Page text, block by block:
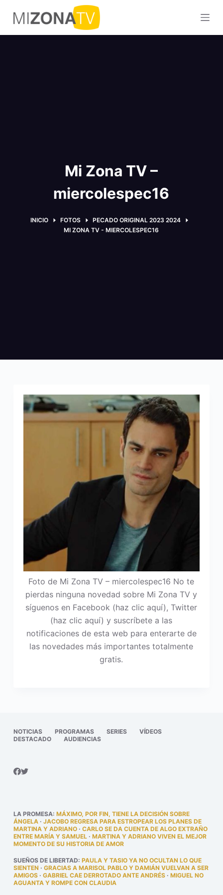
S
a
l
Mi Zona TV –
miercolespec16
INICIO FOTOS
PECADO ORIGINAL 2023 2024
MI ZONA TV - MIERCOLESPEC16
Foto de Mi Zona TV – miercolespec16 No te
pierdas ninguna novedad sobre Mi Zona TV y
síguenos en Facebook (haz clic aquí), Twitter
(haz clic aquí) y suscríbete a las
notificaciones de esta web para enterarte de
las novedades más importantes totalmente
gratis.
NOTICIAS PROGRAMAS SERIES
VÍDEOS
DESTACADO
AUDIENCIAS
LA PROMESA: MÁXIMO, POR FIN, TIENE LA DECISIÓN SOBRE
ÁNGELA· JACOBO REGRESA PARA ESTROPEAR LOS PLANES DE
MARTINA Y ADRIANO· CARLO SE DA CUENTA DE ALGO EXTRAÑO
ENTRE MARÍA Y SAMUEL· MARTINA Y ADRIANO VIVEN EL MEJOR
MOMENTO DE SU HISTORIA DE AMOR
SUEÑOS DE LIBERTAD: PAULA Y TASIO YA NO OCULTAN LO QUE
SIENTEN · GRACIAS A MARISOL PABLO Y DAMIÁN VUELVAN A SER
AMIGOS· GABRIEL CAE DERROTADO ANTE ANDRÉS· MIGUEL NO
AGUANTA Y ROMPE CON CLAUDIA